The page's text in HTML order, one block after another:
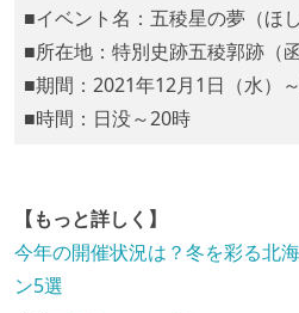
■イベント名：五稜星の夢（ほ
■所在地：特別史跡五稜郭跡（
■期間：2021年12月1日（水）
■時間：日没～20時
【もっと詳しく】
今年の開催状況は？冬を彩る北
ン5選